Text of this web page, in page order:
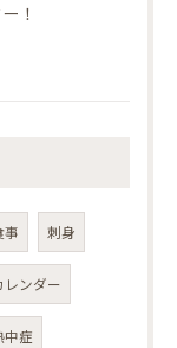
！
事 刺身
レンダー
中症